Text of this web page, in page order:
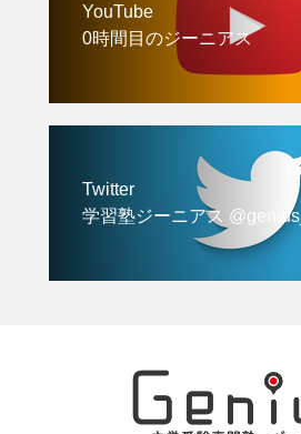
YouTube
0時間目のジーニアス
Twitter
学習塾ジーニアス